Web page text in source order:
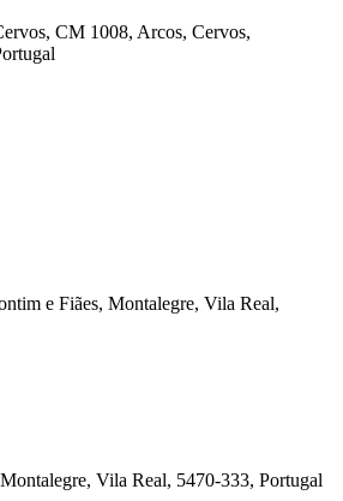
CM 1008, Arcos, Cervos,
e Fiães, Montalegre, Vila Real,
Vila Real, 5470-333, Portugal